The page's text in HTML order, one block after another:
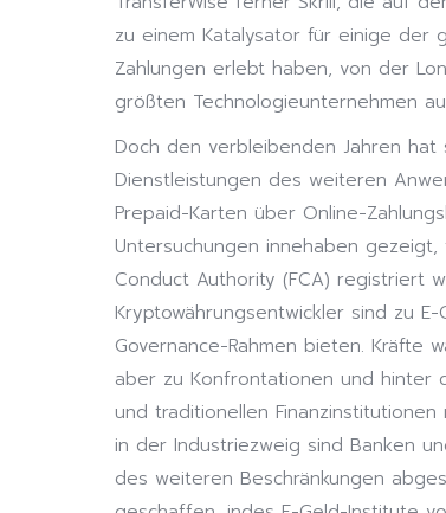
zu einem Katalysator für einige der
Zahlungen erlebt haben, von der
größten Technologieunternehmen
Doch den verbleibenden Jahren
Dienstleistungen des weiteren
Prepaid-Karten über Online-
Untersuchungen innehaben
Conduct Authority (FCA) registriert
Kryptowährungsentwickler sind zu
Governance-Rahmen bieten. Kräfte
aber zu Konfrontationen und hinter
und traditionellen
in der Industriezweig sind Banken
des weiteren Beschränkungen